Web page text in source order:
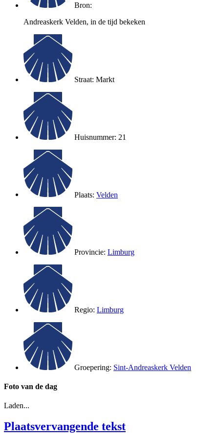
Bron:
Andreaskerk Velden, in de tijd bekeken
Straat: Markt
Huisnummer: 21
Plaats: Velden
Provincie: Limburg
Regio: Limburg
Groepering: Sint-Andreaskerk Velden
Foto van de dag
Laden...
Plaatsvervangende tekst